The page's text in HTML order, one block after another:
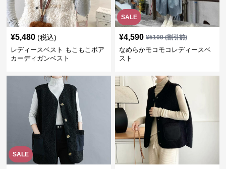
¥5,480 (税込)
レディースベスト もこもこボア
カーディガンベスト
SALE
¥4,590 ¥5100(割引前)
なめらかモコモコレディースベ
スト
SALE